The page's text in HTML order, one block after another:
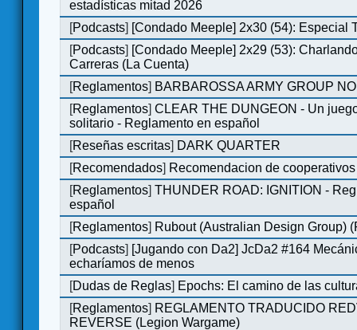
estadísticas mitad 2026
[Podcasts] [Condado Meeple] 2x30 (54): Especial
[Podcasts] [Condado Meeple] 2x29 (53):
Carreras (La Cuenta)
[Reglamentos] BARBAROSSA ARMY GROUP
[Reglamentos]CLEAR THE DUNGEON - Un
solitario - Reglamento en español
[Reseñas escritas] DARK QUARTER
[Recomendados] Recomendacion de
[Reglamentos]THUNDER ROAD: IGNITION -
español
[Reglamentos] Rubout (Australian Design Group)
[Podcasts] [Jugando con Da2] JcDa2 #164
echaríamos de menos
[Dudas de Reglas] Epochs: El camino de las
[Reglamentos] REGLAMENTO TRADUCIDO
REVERSE (Legion Wargame)